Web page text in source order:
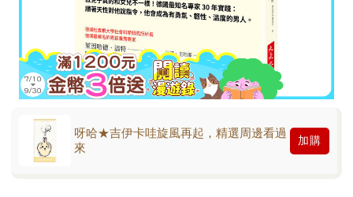
呀哈★吉伊卡哇旋風再起，精選周邊看過
來
加購